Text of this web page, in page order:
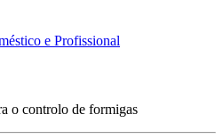
e Profissional
o controlo de formigas